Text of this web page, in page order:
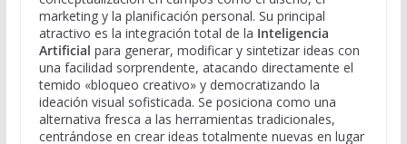
marketing y la planificación personal. Su principal
atractivo es la integración total de la Inteligencia
Artificial para generar, modificar y sintetizar ideas con
una facilidad sorprendente, atacando directamente el
temido «bloqueo creativo» y democratizando la
ideación visual sofisticada. Se posiciona como una
alternativa fresca a las herramientas tradicionales,
centrándose en crear ideas totalmente nuevas en lugar